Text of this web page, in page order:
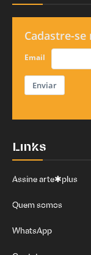
Cadastre-
Email
Enviar
Links
Assine arte✱plus
Quem somos
WhatsApp